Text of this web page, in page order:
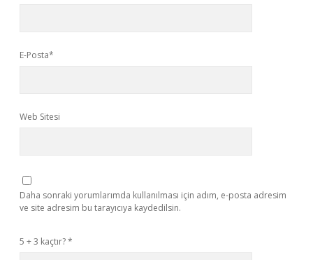
E-Posta*
Web Sitesi
Daha sonraki yorumlarımda kullanılması için adım, e-posta adresim
ve site adresim bu tarayıcıya kaydedilsin.
5 + 3 kaçtır?*